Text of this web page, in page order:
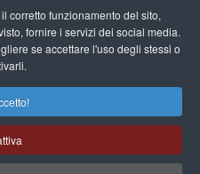
corretto funzionamento del sito,
fornire i servizi dei social media.
se accettare l'uso degli stessi o
0424 519111 - codice fiscale
legali
Policy